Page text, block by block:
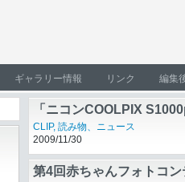
ギャラリー情報 リンク 編集
「ニコンCOOLPIX
CLIP, 読み物、ニュース
2009/11/30
第4回赤ちゃんフォトコン